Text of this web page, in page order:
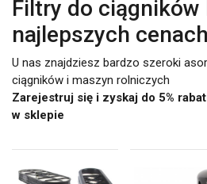
Filtry do ciągników
najlepszych cenach
U nas znajdziesz bardzo szeroki
ciągników i maszyn rolniczych
Zarejestruj się i zyskaj do 5%
w sklepie